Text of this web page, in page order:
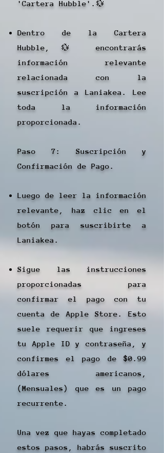
'Cartera Hubble'.💱
Dentro de la Cartera
Hubble,💱 encontrarás
información relevante
relacionada con la
suscripción a Laniakea. Lee
toda la información
proporcionada.
Paso 7: Suscripción y
Confirmación de Pago.
Luego de leer la información
relevante, haz clic en el
botón para suscribirte a
Laniakea.
Sigue las instrucciones
proporcionadas para
confirmar el pago con tu
cuenta de Apple Store. Esto
suele requerir que ingreses
tu Apple ID y contraseña, y
confirmes el pago de $0.99
dólares americanos,
(Mensuales) que es un pago
recurrente.
Una vez que hayas completado
estos pasos, habrás suscrito